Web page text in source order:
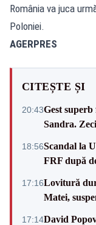
România va juca
Poloniei.
AGERPRES
CITEȘTE ȘI
20:43Gest
Sandra.
18:56Scandal la
FRF după
17:16Lovitură
Matei,
17:14David